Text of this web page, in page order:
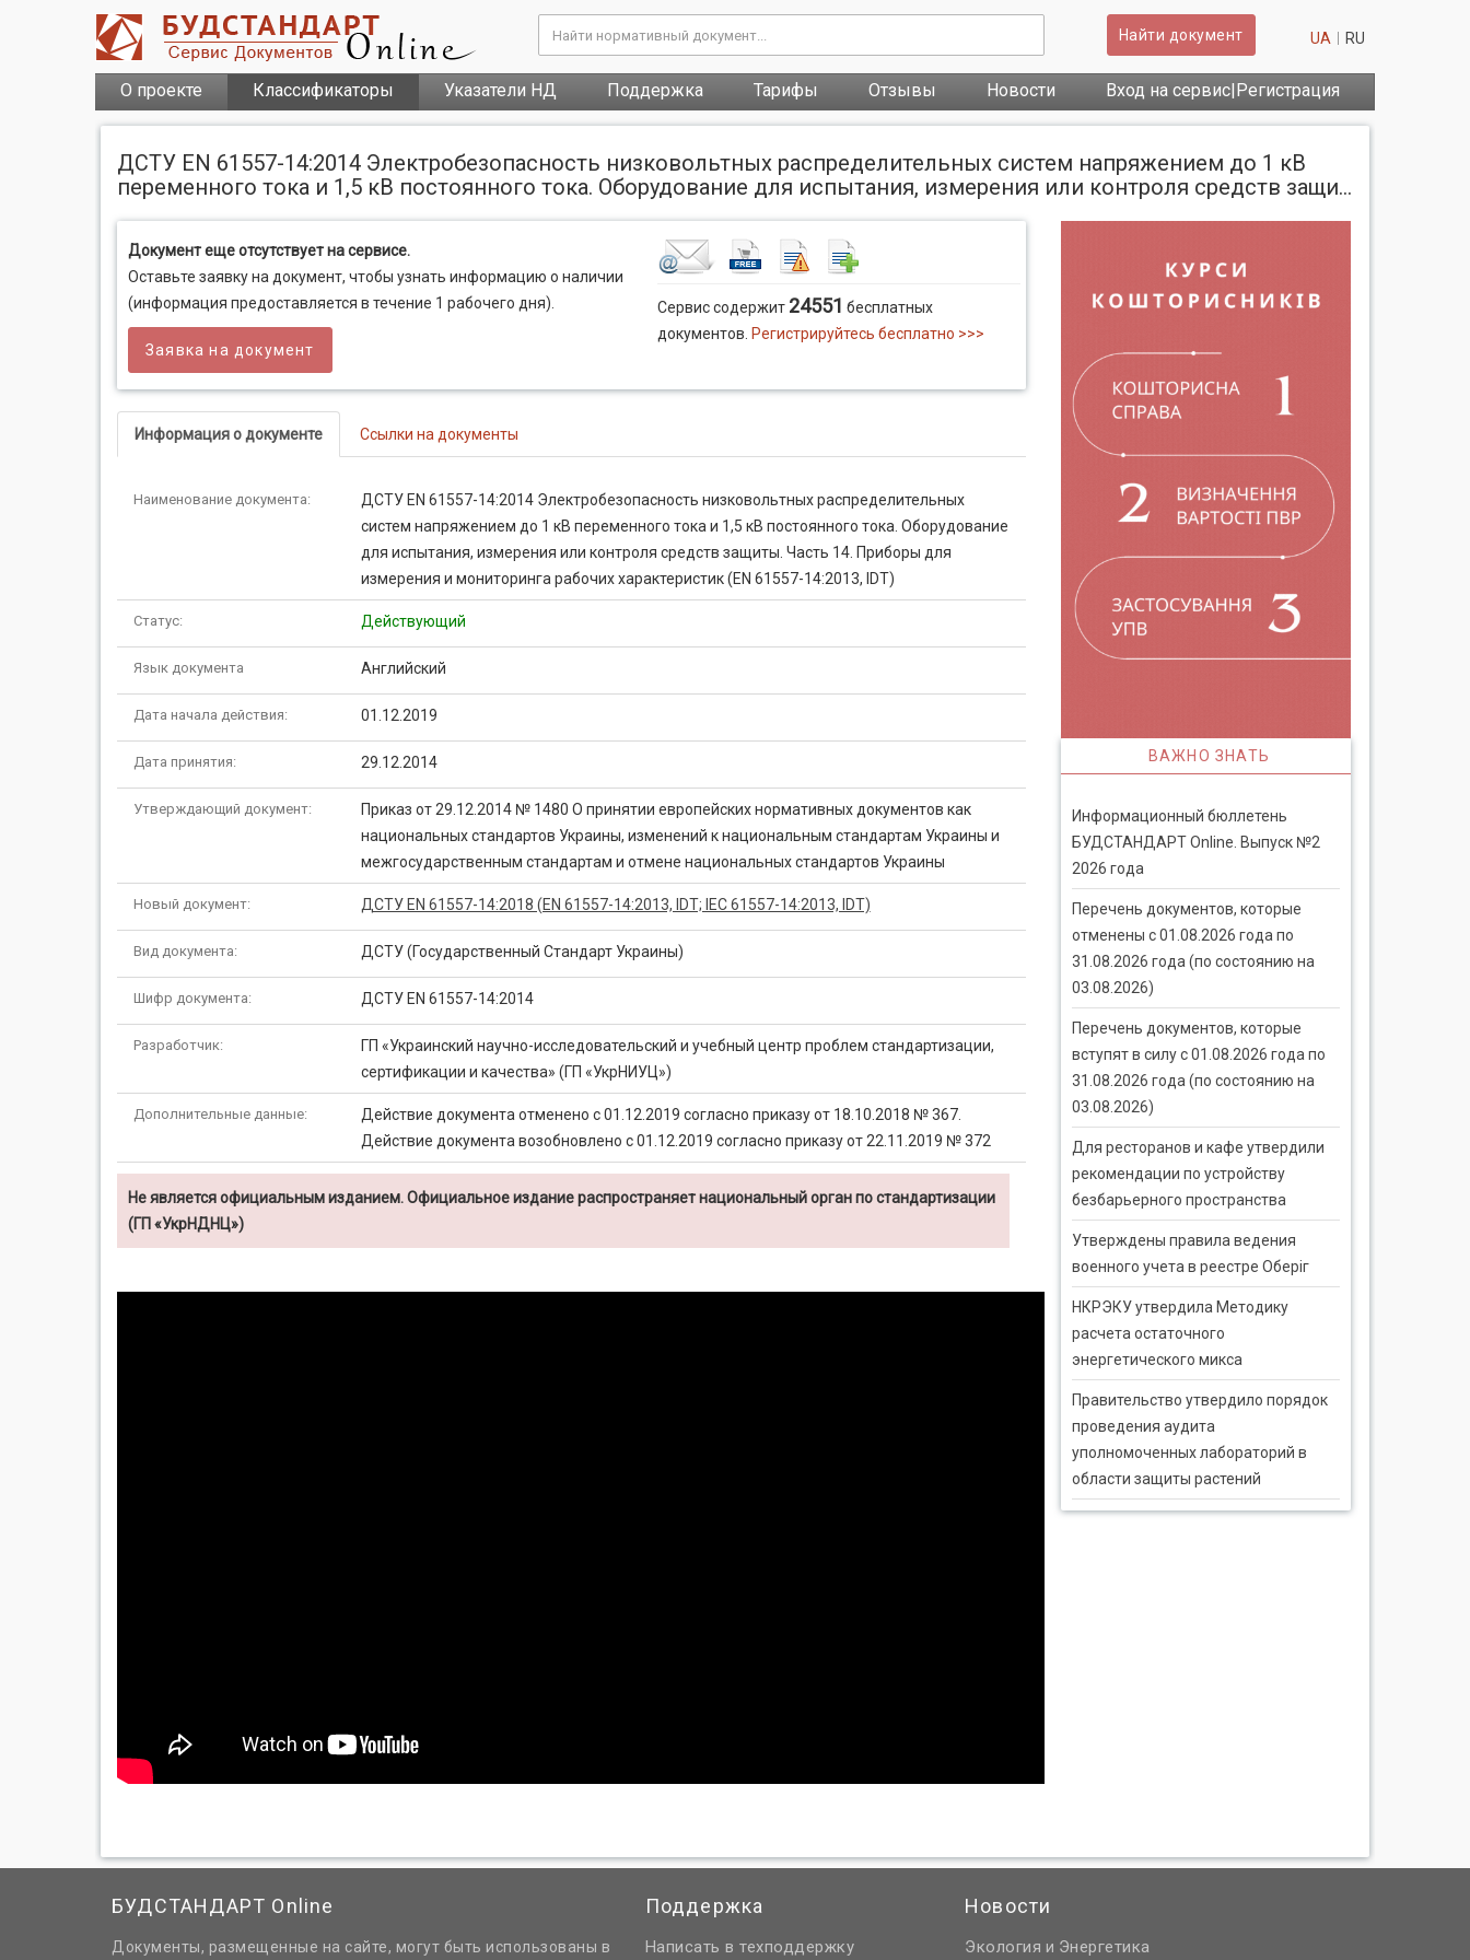
Найти документ UA RU
О проекте Классификаторы Указатели НД Поддержка Тарифы Отзывы Новости Вход на сервис|Регистрация
ДСТУ EN 61557-14:2014 Электробезопасность низковольтных распределительных систем напряжением до 1 кВ
переменного тока и 1,5 кВ постоянного тока. Оборудование для испытания, измерения или контроля средств защи...
Документ еще отсутствует на сервисе.
Оставьте заявку на документ, чтобы узнать информацию о наличии
(информация предоставляется в течение 1 рабочего дня).
Заявка на документ
Сервис содержит 24551 бесплатных
документов. Регистрируйтесь бесплатно >>>
Информация о документе Ссылки на документы
Наименование документа:
ДСТУ EN 61557-14:2014 Электробезопасность низковольтных распределительных
систем напряжением до 1 кВ переменного тока и 1,5 кВ постоянного тока. Оборудование
для испытания, измерения или контроля средств защиты. Часть 14. Приборы для
измерения и мониторинга рабочих характеристик (EN 61557-14:2013, IDT)
Статус: Действующий
Язык документа Английский
Дата начала действия: 01.12.2019
Дата принятия: 29.12.2014
Утверждающий документ:
Приказ от 29.12.2014 № 1480 О принятии европейских нормативных документов как
национальных стандартов Украины, изменений к национальным стандартам Украины и
межгосударственным стандартам и отмене национальных стандартов Украины
Новый документ: ДСТУ EN 61557-14:2018 (EN 61557-14:2013, IDT; IEC 61557-14:2013, IDТ)
Вид документа: ДСТУ (Государственный Стандарт Украины)
Шифр документа: ДСТУ EN 61557-14:2014
Разработчик:
ГП «Украинский научно-исследовательский и учебный центр проблем стандартизации,
сертификации и качества» (ГП «УкрНИУЦ»)
Дополнительные данные:
Действие документа отменено с 01.12.2019 согласно приказу от 18.10.2018 № 367.
Действие документа возобновлено с 01.12.2019 согласно приказу от 22.11.2019 № 372
Не является официальным изданием. Официальное издание распространяет национальный орган по стандартизации
(ГП «УкрНДНЦ»)
ВАЖНО ЗНАТЬ
Информационный бюллетень
БУДСТАНДАРТ Online. Выпуск №2
2026 года
Перечень документов, которые
отменены с 01.08.2026 года по
31.08.2026 года (по состоянию на
03.08.2026)
Перечень документов, которые
вступят в силу с 01.08.2026 года по
31.08.2026 года (по состоянию на
03.08.2026)
Для ресторанов и кафе утвердили
рекомендации по устройству
безбарьерного пространства
Утверждены правила ведения
военного учета в реестре Оберіг
НКРЭКУ утвердила Методику
расчета остаточного
энергетического микса
Правительство утвердило порядок
проведения аудита
уполномоченных лабораторий в
области защиты растений
БУДСТАНДАРТ Online
Документы, размещенные на сайте, могут быть использованы в
Поддержка
Написать в техподдержку
Новости
Экология и Энергетика